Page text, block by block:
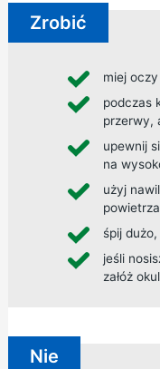
Zrobić
miej
podczas
przerwy,
upewnij
na
użyj
powietrza
śpij
jeśli
załóż
Nie